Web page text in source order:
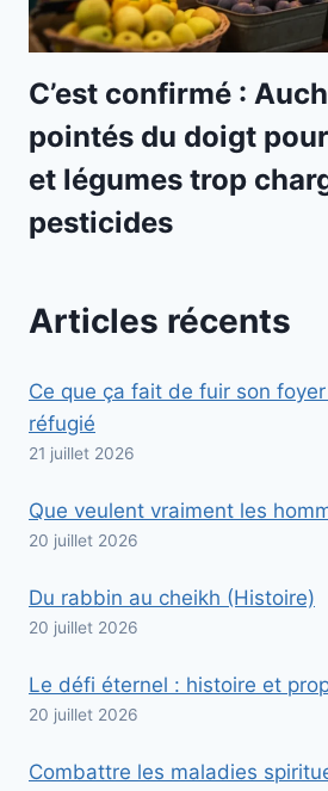
C’est confirmé :
pointés du doigt
et légumes trop
pesticides
Articles récents
Ce que ça fait de fuir son foyer
réfugié
21 juillet 2026
Que veulent vraiment les
20 juillet 2026
Du rabbin au cheikh (Histoire)
20 juillet 2026
Le défi éternel : histoire et
20 juillet 2026
Combattre les maladies